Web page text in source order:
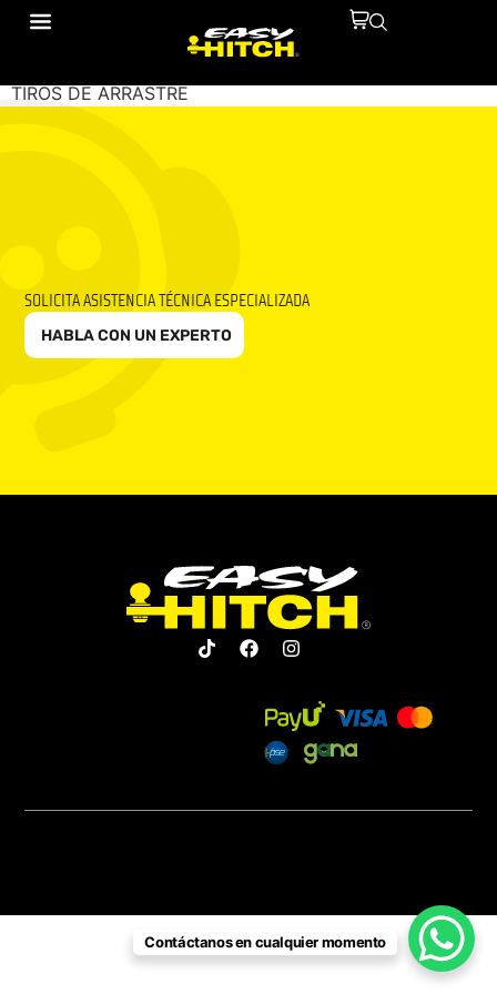
MUNDIAL DE LUJOS
TIROS DE ARRASTRE
SOLICITA ASISTENCIA TÉCNICA ESPECIALIZADA
HABLA CON UN EXPERTO
Contáctanos en cualquier momento